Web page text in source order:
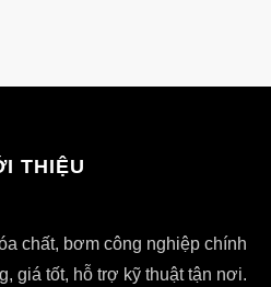
THIỆU
chất, bơm công nghiệp chính
giá tốt, hỗ trợ kỹ thuật tận nơi.